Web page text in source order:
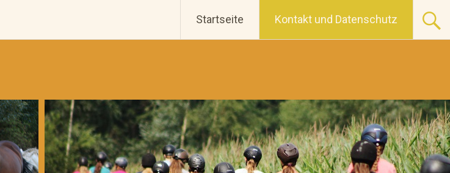
Startseite Kontakt und Datenschutz